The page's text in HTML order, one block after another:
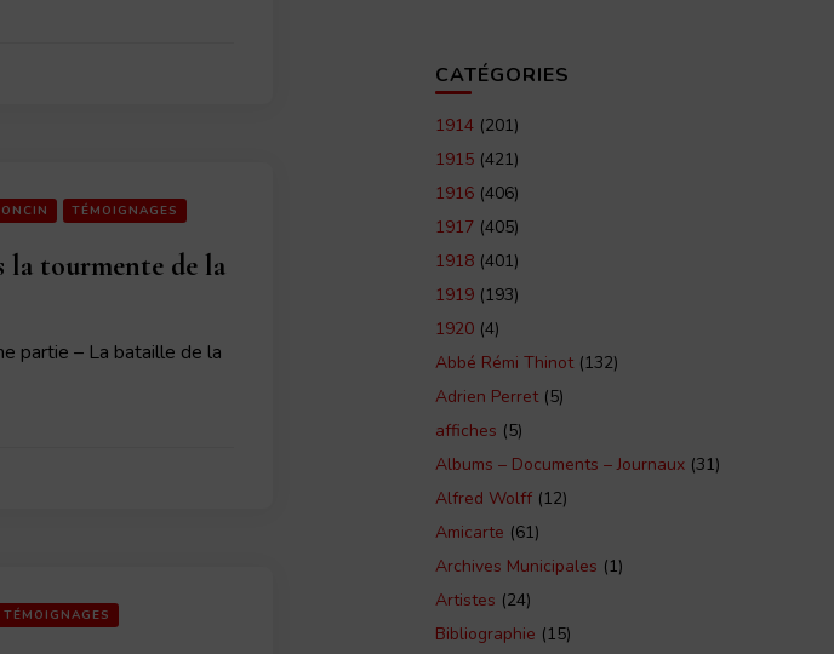
TÉMOIGNAGES
la tourmente de la
partie – La bataille de la
TÉMOIGNAGES
CATÉGORIES
1914 (201)
1915 (421)
1916 (406)
1917 (405)
1918 (401)
1919 (193)
1920 (4)
Abbé Rémi Thinot(132)
Adrien Perret(5)
affiches (5)
Albums – Documents – Journaux (31)
Alfred Wolff (12)
Amicarte (61)
Archives Municipales (1)
Artistes (24)
Bibliographie (15)